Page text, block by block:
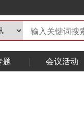
题 会议活动